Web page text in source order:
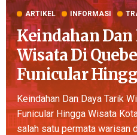
ARTIKEL INFORMASI
Keindahan Dan
Wisata Di
Funicular
Keindahan Dan Daya Tarik
Funicular Hingga Wisata
salah satu permata warisan